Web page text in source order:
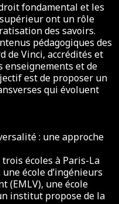
fondamental et les
ont un rôle
des savoirs.
pédagogiques des
de Vinci, accrédités et
enseignements et de
est de proposer un
qui évoluent
: une approche
écoles à Paris-La
école d’ingénieurs
(EMLV), une école
institut propose de la